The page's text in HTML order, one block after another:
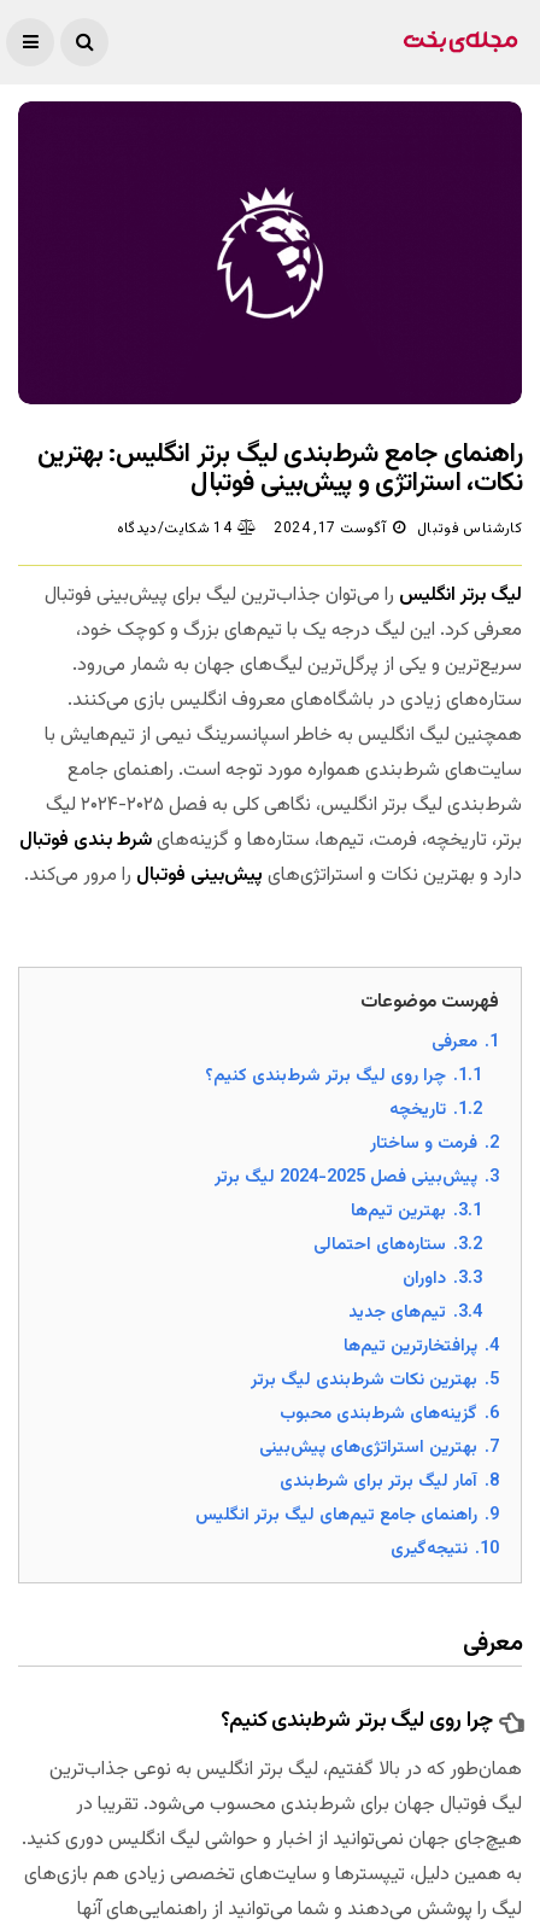
راهنمای جامع شرط‌بندی لیگ برتر انگلیس: بهترین
نکات، استراتژی‌ و پیش‌بینی فوتبال
کارشناس فوتبال آگوست 17, 2024 14 شکایت/دیدگاه
لیگ برتر انگلیس را می‌توان جذاب‌ترین لیگ برای پیش‌بینی فوتبال
معرفی کرد. این لیگ درجه یک با تیم‌های بزرگ و کوچک خود،
سریع‌ترین و یکی از پرگل‌ترین لیگ‌های جهان به شمار می‌رود.
ستاره‌های زیادی در باشگاه‌های معروف انگلیس بازی می‌کنند.
همچنین لیگ انگلیس به خاطر اسپانسرینگ نیمی از تیم‌هایش با
سایت‌های شرط‌بندی همواره مورد توجه است. راهنمای جامع
شرط‌بندی لیگ برتر انگلیس، نگاهی کلی به فصل ۲۰۲۵-۲۰۲۴ لیگ
برتر، تاریخچه، فرمت، تیم‌ها، ستاره‌ها و گزینه‌هایشرط بندی فوتبال
دارد و بهترین نکات و استراتژی‌های پیش‌بینی فوتبال را مرور می‌کند.
فهرست موضوعات
1. معرفی
1.1. چرا روی لیگ برتر شرط‌بندی کنیم؟
1.2. تاریخچه
2. فرمت و ساختار
3. پیش‌بینی فصل 2025-2024 لیگ برتر
3.1. بهترین تیم‌ها
3.2. ستاره‌های احتمالی
3.3. داوران
3.4. تیم‌های جدید
4. پرافتخارترین تیم‌ها
5. بهترین نکات شرط‌بندی لیگ برتر
6. گزینه‌های شرط‌بندی محبوب
7. بهترین استراتژی‌های پیش‌بینی
8. آمار لیگ برتر برای شرط‌بندی
9. راهنمای جامع تیم‌های لیگ برتر انگلیس
10. نتیجه‌گیری
معرفی
چرا روی لیگ برتر شرط‌بندی کنیم؟
همان‌طور که در بالا گفتیم، لیگ برتر انگلیس به نوعی جذاب‌ترین
لیگ فوتبال جهان برای شرط‌بندی محسوب می‌شود. تقریبا در
هیچ‌جای جهان نمی‌توانید از اخبار و حواشی لیگ انگلیس دوری کنید.
به همین دلیل، تیپسترها و سایت‌های تخصصی زیادی هم بازی‌های
لیگ را پوشش می‌دهند و شما می‌توانید از راهنمایی‌های آنها